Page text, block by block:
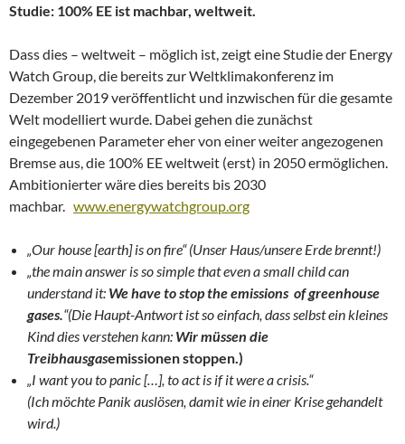
Studie: 100% EE ist machbar, weltweit.
Dass dies – weltweit – möglich ist, zeigt eine Studie der Energy
Watch Group, die bereits zur Weltklimakonferenz im
Dezember 2019 veröffentlicht und inzwischen für die gesamte
Welt modelliert wurde. Dabei gehen die zunächst
eingegebenen Parameter eher von einer weiter angezogenen
Bremse aus, die 100% EE weltweit (erst) in 2050 ermöglichen.
Ambitionierter wäre dies bereits bis 2030
machbar. www.energywatchgroup.org
„Our house [earth] is on fire“ (Unser Haus/unsere Erde brennt!)
„the main answer is so simple that even a small child can
understand it: We have to stop the emissions of greenhouse
gases.“(Die Haupt-Antwort ist so einfach, dass selbst ein kleines
Kind dies verstehen kann: Wir müssen die
Treibhausgasemissionen stoppen.)
„I want you to panic […], to act is if it were a crisis.“
(Ich möchte Panik auslösen, damit wie in einer Krise gehandelt
wird.)